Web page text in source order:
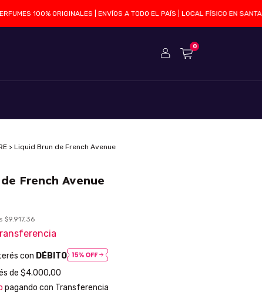
100% ORIGINALES | ENVÍOS A TODO EL PAÍS | LOCAL FÍSICO EN SANTA FE
0
> Liquid Brun de French Avenue
French Avenue
$9.917,36
con DÉBITO
de $4.000,00
pagando con Transferencia